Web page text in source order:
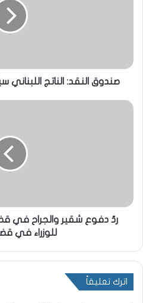
صندوق النقد: الناتج اللبناني سينخفض
ردّ دفوع شقير والجراح في
للوزراء في
اترك تعليقاً